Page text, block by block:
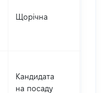
Щорічна
Кандидата
на посаду